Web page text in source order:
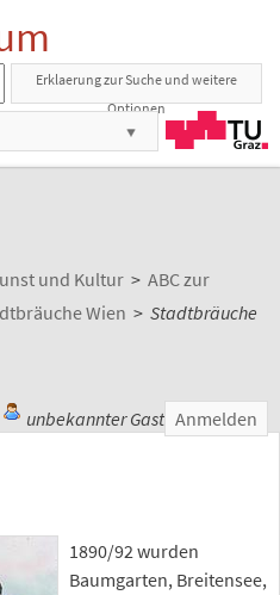
Erklaerung zur Suche und weitere
Optionen
und Kultur > ABC zur
Wien > Stadtbräuche
unbekannter Gast Anmelden
1890/92 wurden
Baumgarten, Breitensee,